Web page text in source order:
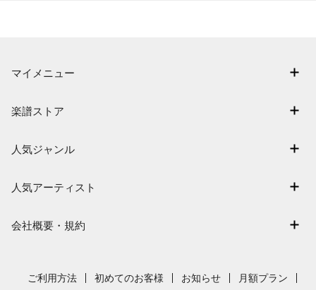
マイメニュー
退会はこちら
楽譜ストア
難易度別に探す
まもなく配信
人気ジャンル
保育
発表会
人気アーティスト
新沢としひこ
会社概要・規約
採用情報
ご利用方法 初めてのお客様 お知らせ 月額プラン